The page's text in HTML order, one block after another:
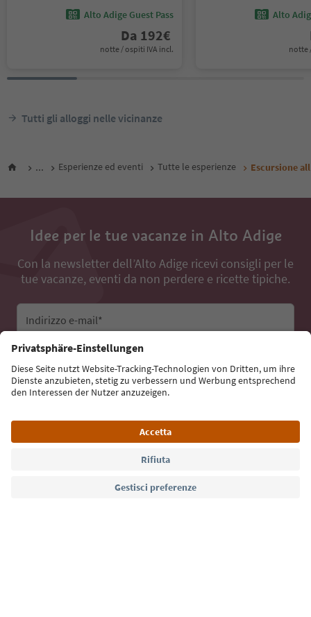
Alto Adige Guest Pass
Da 192€
notte / ospiti IVA incl.
Alto
notte
Tutti gli alloggi nelle vicinanze
... Esperienze ed eventi Tutte le esperienze Escursione
Idee per le tue vacanze in Alto Adige
Con la newsletter dell’Alto Adige ricevi consigli per le
tue vacanze, eventi da non perdere e ricette tipiche.
Indirizzo e-mail*
Iscriviti alla newsletter